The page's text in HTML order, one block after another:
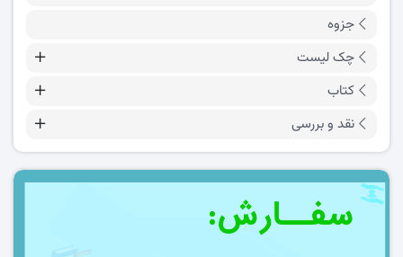
جزوه
چک لیست
کتاب
نقد و بررسی